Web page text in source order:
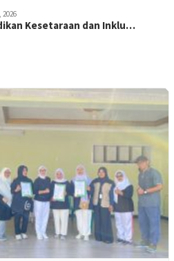
2026
Kesetaraan dan Inklu…